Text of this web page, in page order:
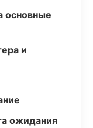
основные
и
ожидания